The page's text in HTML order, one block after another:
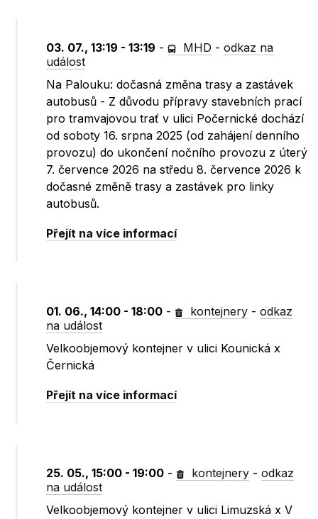
03. 07., 13:19 - 13:19 - MHD -odkaz na
událost
Na Palouku: dočasná změna trasy a zastávek
autobusů - Z důvodu přípravy stavebních prací
pro tramvajovou trať v ulici Počernické dochází
od soboty 16. srpna 2025 (od zahájení denního
provozu) do ukončení nočního provozu z úterý
7. července 2026 na středu 8. července 2026 k
dočasné změně trasy a zastávek pro linky
autobusů.
Přejít na více informací
01. 06., 14:00 - 18:00 - kontejnery -odkaz
na událost
Velkoobjemový kontejner v ulici Kounická x
Černická
Přejít na více informací
25. 05., 15:00 - 19:00 - kontejnery -odkaz
na událost
Velkoobjemový kontejner v ulici Limuzská x V